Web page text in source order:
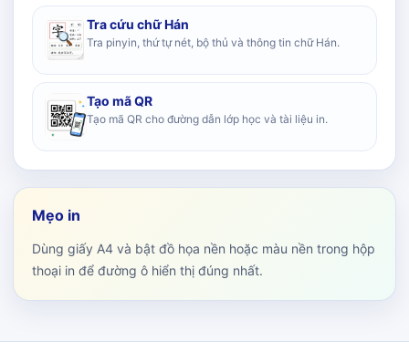
Tra cứu chữ Hán
Tra pinyin, thứ tự nét, bộ thủ và thông tin chữ Hán.
Tạo mã QR
Tạo mã QR cho đường dẫn lớp học và tài liệu in.
Mẹo in
Dùng giấy A4 và bật đồ họa nền hoặc màu nền trong hộp
thoại in để đường ô hiển thị đúng nhất.